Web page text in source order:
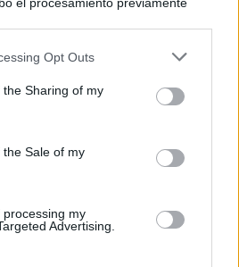
Tenga en cuenta que algún
usted tiene el derecho de
Sus preferencias se aplicarán
de nuevo en este sitio web o
de privacidad.
Opt Outs
Sharing of my
Sale of my
my
Advertising.